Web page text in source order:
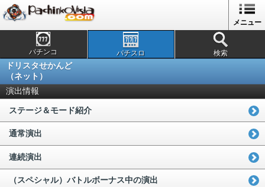
メニュー
パチンコ パチスロ 検索
ドリスタせかんど
（ネット）
演出情報
ステージ＆モード紹介
通常演出
連続演出
（スペシャル）バトルボーナス中の演出